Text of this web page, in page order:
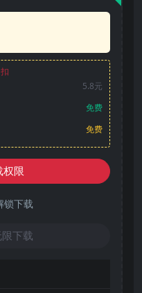
5.8元
免费
免费
权限
锁下载
下载